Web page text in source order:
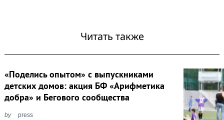
Читать также
«Поделись опытом» с выпускниками
детских домов: акция БФ «Арифметика
добра» и Бегового сообщества
by press